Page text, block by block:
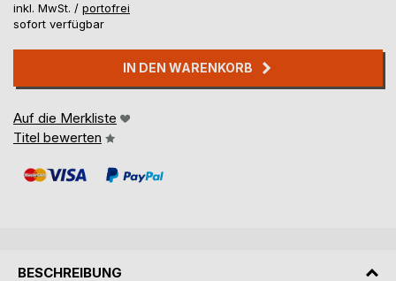
inkl. MwSt. / portofrei
sofort verfügbar
IN DEN WARENKORB
Auf die Merkliste
Titel bewerten
BESCHREIBUNG